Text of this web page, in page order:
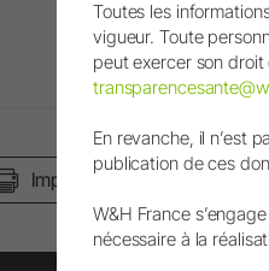
Les images et les
Imprimer page
Toutes les
vigueur. Toute
peut exercer son
En revanche, il n’est
publication de ces
W&H France
nécessaire à la